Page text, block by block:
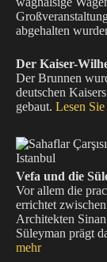
abgehalten
Der Kaiser-
Der Brunnen
deutschen
gebaut. Lesen
Vefa und die
Vor allem die
errichtet
Architekten
Süleyman prägt
mehr